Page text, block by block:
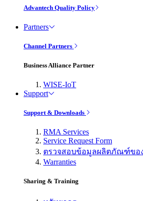
Advantech Quality Policy
Partners
Channel Partners
Business Alliance Partner
WISE-IoT
Support
Support & Downloads
RMA Services
Service Request Form
ตรวจสอบข้อมูลผลิตภัณฑ์ข
Warranties
Sharing & Training